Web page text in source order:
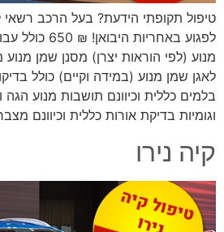
טיפול תקופתי הידעת? בעל הרכב רשאי
לפגוע
מנוע (לפי הוראות יצרן) מסנן שמן
לאגן שמן מנוע (במידה וקיים) כולל
בלמים כללית וכיוונם תושבות מנוע הגה
וגומיות בדיקת אורות כללית וכיוונם
קיה נירו